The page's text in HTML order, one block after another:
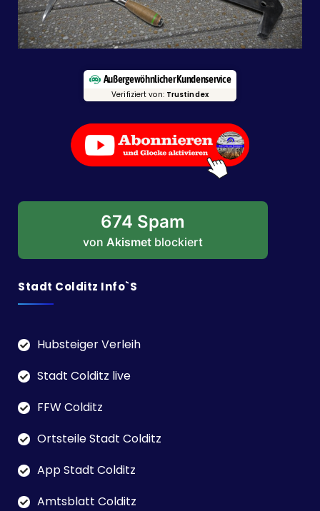
Außergewöhnlicher Kundenservice
Verifiziert von: Trustindex
674 Spam
von Akismet blockiert
Stadt Colditz Info`s
Hubsteiger Verleih
Stadt Colditz live
FFW Colditz
Ortsteile Stadt Colditz
App Stadt Colditz
Amtsblatt Colditz